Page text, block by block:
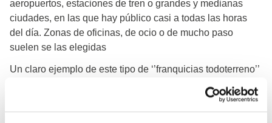
aeropuertos, estaciones de tren o grandes y medianas
ciudades, en las que hay público casi a todas las horas
del día. Zonas de oficinas, de ocio o de mucho paso
suelen se las elegidas
Un claro ejemplo de este tipo de ‘’franquicias todoterreno’’